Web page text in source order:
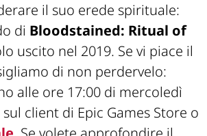
il suo erede spirituale:
di Bloodstained: Ritual of
uscito nel 2019. Se vi piace il
di non perdervelo:
alle ore 17:00 di mercoledì
client di Epic Games Store o